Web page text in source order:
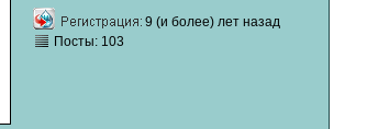
9 (и более) лет назад
Посты: 103